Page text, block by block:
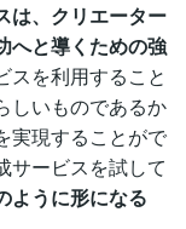
は、クリエーター
へと導くための強
スを利用すること
しいものであるか
実現することがで
サービスを試して
ように形になる